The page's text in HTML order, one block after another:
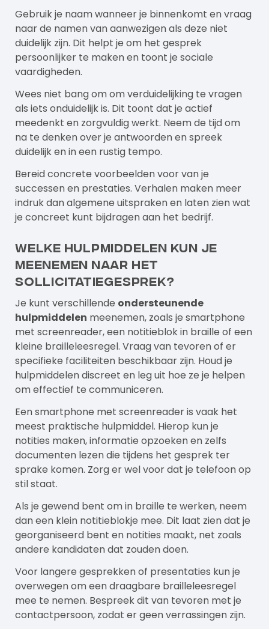
Gebruik je naam wanneer je binnenkomt en vraag
naar de namen van aanwezigen als deze niet
duidelijk zijn. Dit helpt je om het gesprek
persoonlijker te maken en toont je sociale
vaardigheden.
Wees niet bang om om verduidelijking te vragen
als iets onduidelijk is. Dit toont dat je actief
meedenkt en zorgvuldig werkt. Neem de tijd om
na te denken over je antwoorden en spreek
duidelijk en in een rustig tempo.
Bereid concrete voorbeelden voor van je
successen en prestaties. Verhalen maken meer
indruk dan algemene uitspraken en laten zien wat
je concreet kunt bijdragen aan het bedrijf.
Welke hulpmiddelen kun je
meenemen naar het
sollicitatiegesprek?
Je kunt verschillende ondersteunende
hulpmiddelen meenemen, zoals je smartphone
met screenreader, een notitieblok in braille of een
kleine brailleleesregel. Vraag van tevoren of er
specifieke faciliteiten beschikbaar zijn. Houd je
hulpmiddelen discreet en leg uit hoe ze je helpen
om effectief te communiceren.
Een smartphone met screenreader is vaak het
meest praktische hulpmiddel. Hierop kun je
notities maken, informatie opzoeken en zelfs
documenten lezen die tijdens het gesprek ter
sprake komen. Zorg er wel voor dat je telefoon op
stil staat.
Als je gewend bent om in braille te werken, neem
dan een klein notitieblokje mee. Dit laat zien dat je
georganiseerd bent en notities maakt, net zoals
andere kandidaten dat zouden doen.
Voor langere gesprekken of presentaties kun je
overwegen om een draagbare brailleleesregel
mee te nemen. Bespreek dit van tevoren met je
contactpersoon, zodat er geen verrassingen zijn.